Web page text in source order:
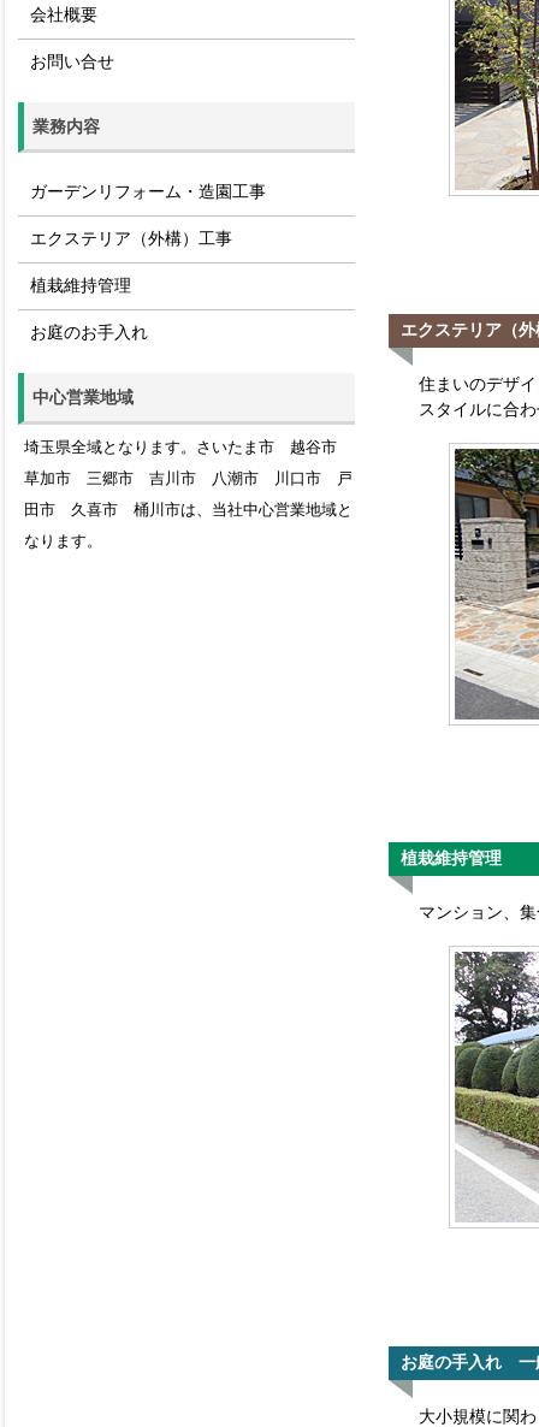
エクステリア（
住まいのデザ
スタイルに合
植栽維持管理
マンション、
お庭の手入れ 一
大小規模に関
会社概要
お問い合せ
業務内容
ガーデンリフォーム・造園工事
エクステリア（外構）工事
植栽維持管理
お庭のお手入れ
中心営業地域
埼玉県全域となります。さいたま市 越谷市
草加市 三郷市 吉川市 八潮市 川口市 戸
田市 久喜市 桶川市は、当社中心営業地域と
なります。